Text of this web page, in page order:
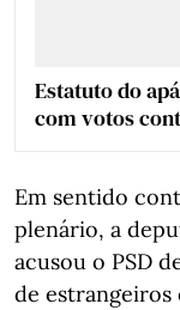
Estatuto do
com votos
Em sentido
plenário, a
acusou o PSD
de estrangeiros